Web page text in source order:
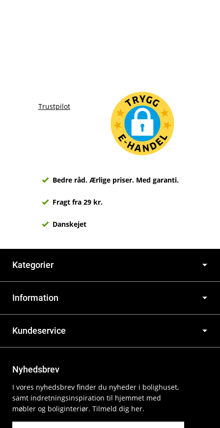
Trustpilot
Bedre råd. Ærlige priser. Med garanti.
Fragt fra 29 kr.
Danskejet
Kategorier
Information
Kundeservice
Nyhedsbrev
I vores nyhedsbrev finder du nyheder i bolighuset,
samt indretningsinspiration til hjemmet med
møbler og boliginteriør. Tilmeld dig her.